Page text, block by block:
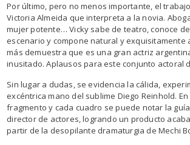
Por último, pero no menos importante, el
Victoria Almeida que interpreta a la novia.
mujer potente… Vicky sabe de teatro, conoce
escenario y compone natural y exquisitamente
más demuestra que es una gran actriz
inusitado.Aplausos para este conjunto actoral
Sin lugar a dudas, se evidencia la cálida,
excéntrica mano del sublime Diego Reinhold.
fragmento y cada cuadro se puede notar la
director de actores, logrando un producto
partir de la desopilante dramaturgia de Mechi